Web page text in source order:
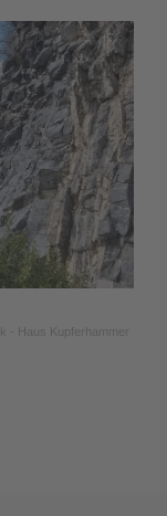
- Haus Kupferhammer